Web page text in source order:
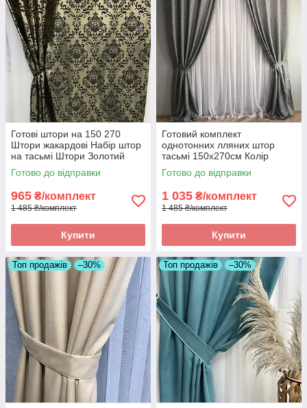
Готові штори на 150 270
Штори жакардові Набір штор
на тасьмі Штори Золотий
Готово до відправки
965 ₴/комплект
1 485 ₴/комплект
Купити
Готовий комплект
однотонних лляних штор
тасьмі 150х270см Колір
Графітовий
Готово до відправки
1 035 ₴/комплект
1 485 ₴/комплект
Купити
Топ продажів –30% Топ продажів –30%